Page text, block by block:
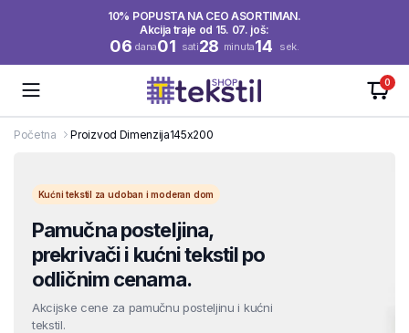
10% POPUSTA NA CEO ASORTIMAN.
Akcija traje od 15. 07. još:
06 dana01 sati28 minuta13 sek.
0
Početna Proizvod Dimenzija145x200
Kućni tekstil za udoban i moderan dom
Pamučna posteljina,
prekrivači i kućni tekstil po
odličnim cenama.
Akcijske cene za pamučnu posteljinu i kućni
tekstil.